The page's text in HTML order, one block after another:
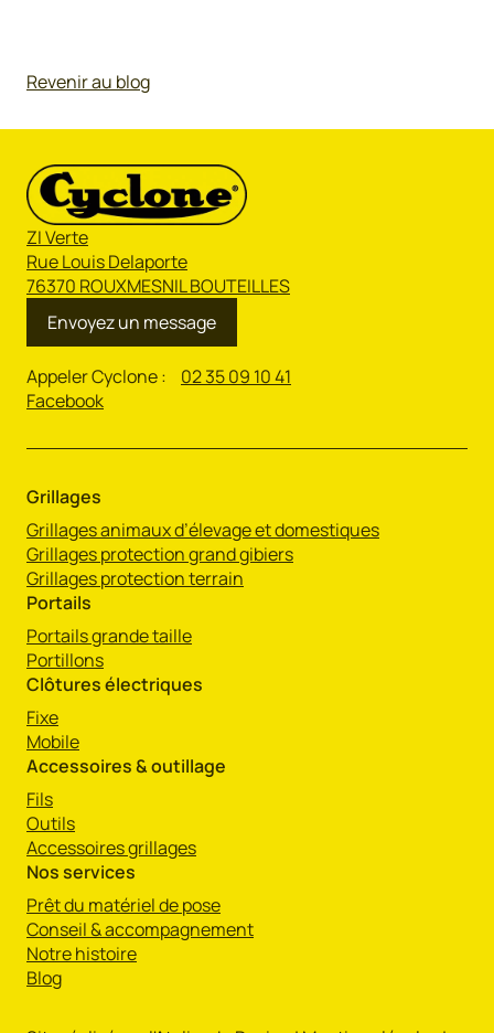
Revenir au blog
ZI Verte
Rue Louis Delaporte
76370 ROUXMESNIL BOUTEILLES
Envoyez un message
Appeler Cyclone : 02 35 09 10 41
Facebook
Grillages
Grillages animaux d’élevage et domestiques
Grillages protection grand gibiers
Grillages protection terrain
Portails
Portails grande taille
Portillons
Clôtures électriques
Fixe
Mobile
Accessoires & outillage
Fils
Outils
Accessoires grillages
Nos services
Prêt du matériel de pose
Conseil & accompagnement
Notre histoire
Blog